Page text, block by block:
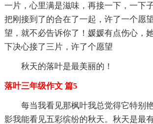
一片，心里满是滋味，再接一下，一下
把刚接到了的合在了一起，许了一个愿
望，就不必告诉你了！媛媛有点伤心，
下决心接了三片，许了个愿望
秋天的落叶是最美丽的！
落叶三年级作文 篇5
每当我看见那枫叶我总觉得它特别
影我能看见五彩缤纷的秋天。秋天是最